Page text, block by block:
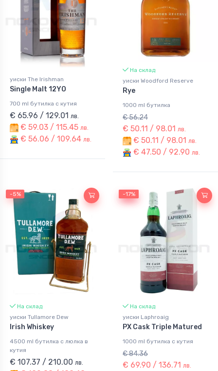
уиски The Irishman
Single Malt 12YO
700 ml бутилка с кутия
€ 65.96 / 129.01 лв.
€ 59.03 / 115.45 лв.
€ 56.06 / 109.64 лв.
На склад
уиски Woodford Reserve
Rye
1000 ml бутилка
€ 56.24
€ 50.11 / 98.01 лв.
€ 50.11 / 98.01 лв.
€ 47.50 / 92.90 лв.
-5%
На склад
уиски Tullamore Dew
Irish Whiskey
4500 ml бутилка с люлка в
кутия
€ 107.37 / 210.00 лв.
-17%
-17%
На склад
уиски Laphroaig
PX Cask Triple Matured
1000 ml бутилка с кутия
€ 84.36
€ 69.90 / 136.71 лв.